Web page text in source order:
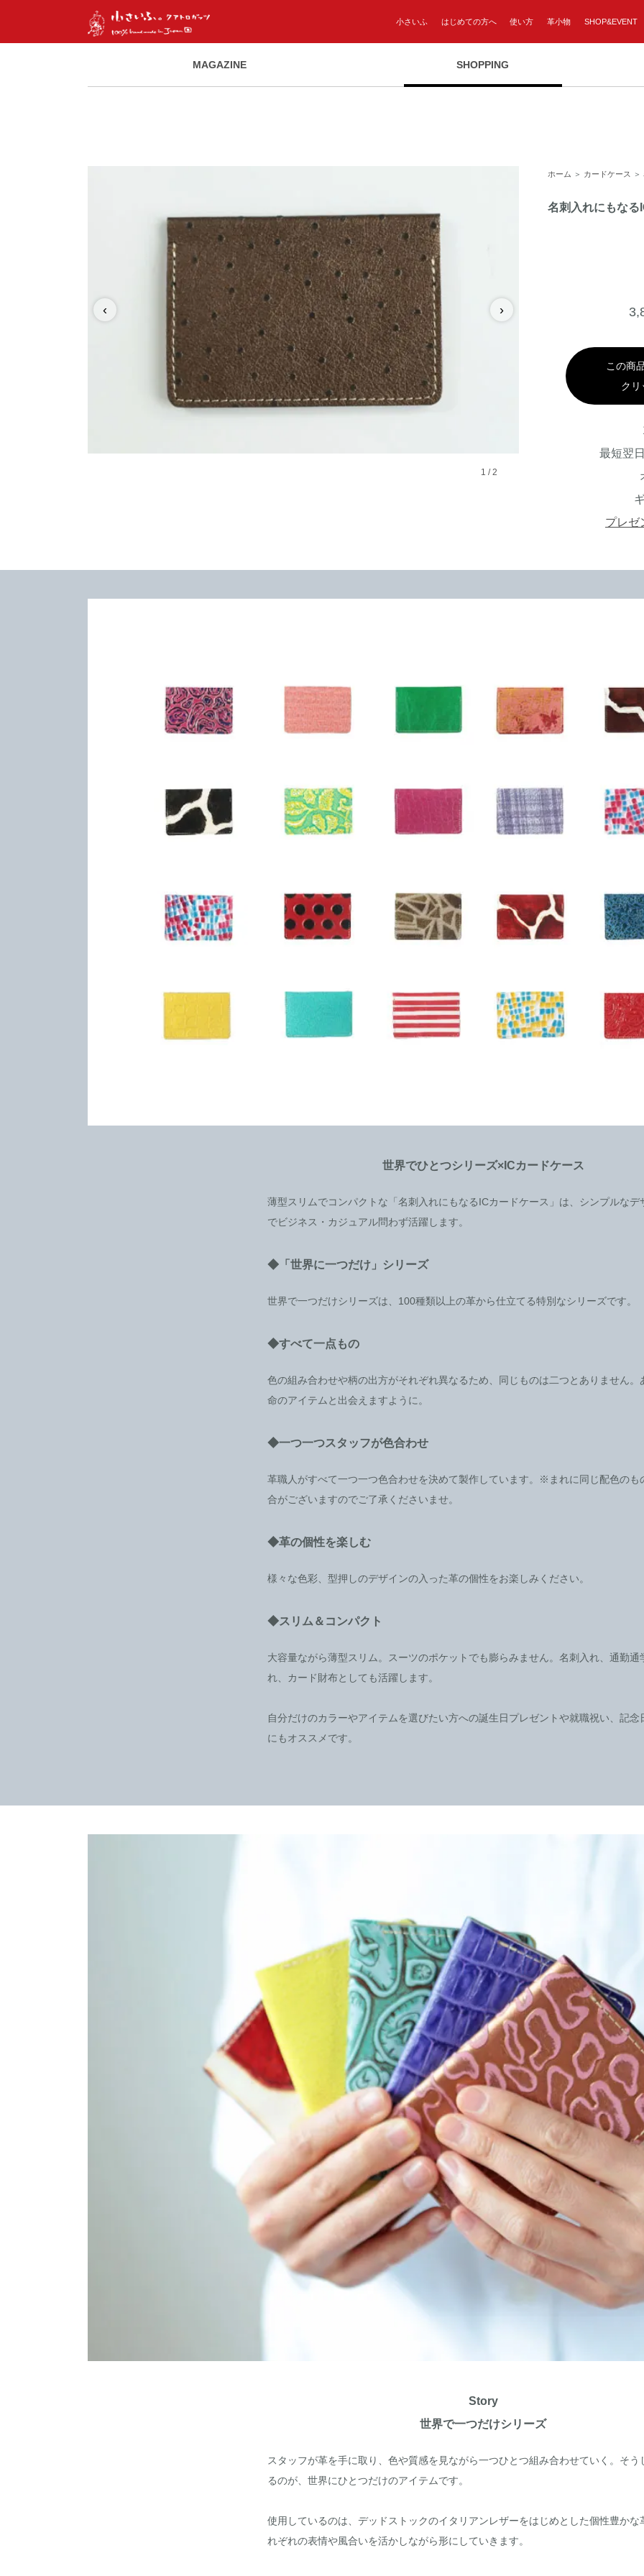
小さいふ はじめての方へ 使い方 革小物 SHOP&EVENT
MAGAZINE SHOPPING
‹ ›
1 /2
ホーム ＞ カードケース ＞
名刺入れにもなる
この商
クリ
最短翌
プレゼ
世界でひとつシリーズ×ICカードケース
薄型スリムでコンパクトな「名刺入れにもなるICカードケース」は、シンプルなデ
でビジネス・カジュアル問わず活躍します。
◆「世界に一つだけ」シリーズ
世界で一つだけシリーズは、100種類以上の革から仕立てる特別なシリーズです。
◆すべて一点もの
色の組み合わせや柄の出方がそれぞれ異なるため、同じものは二つとありません。
命のアイテムと出会えますように。
◆一つ一つスタッフが色合わせ
革職人がすべて一つ一つ色合わせを決めて製作しています。※まれに同じ配色のも
合がございますのでご了承くださいませ。
◆革の個性を楽しむ
様々な色彩、型押しのデザインの入った革の個性をお楽しみください。
◆スリム＆コンパクト
大容量ながら薄型スリム。スーツのポケットでも膨らみません。名刺入れ、通勤通
れ、カード財布としても活躍します。
自分だけのカラーやアイテムを選びたい方への誕生日プレゼントや就職祝い、記念
にもオススメです。
Story
世界で一つだけシリーズ
スタッフが革を手に取り、色や質感を見ながら一つひとつ組み合わせていく。そう
るのが、世界にひとつだけのアイテムです。
使用しているのは、デッドストックのイタリアンレザーをはじめとした個性豊かな
れぞれの表情や風合いを活かしながら形にしていきます。